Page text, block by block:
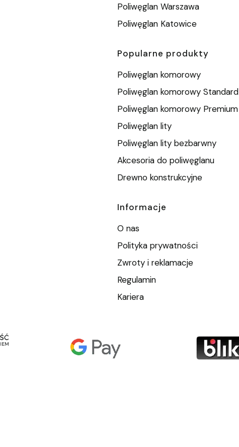
Poliwęglan Warszawa
Poliwęglan Katowice
Popularne produkty
Poliwęglan komorowy
Poliwęglan komorowy Standard
Poliwęglan komorowy Premium
Poliwęglan lity
Poliwęglan lity bezbarwny
Akcesoria do poliwęglanu
Drewno konstrukcyjne
Informacje
O nas
Polityka prywatności
Zwroty i reklamacje
Regulamin
Kariera